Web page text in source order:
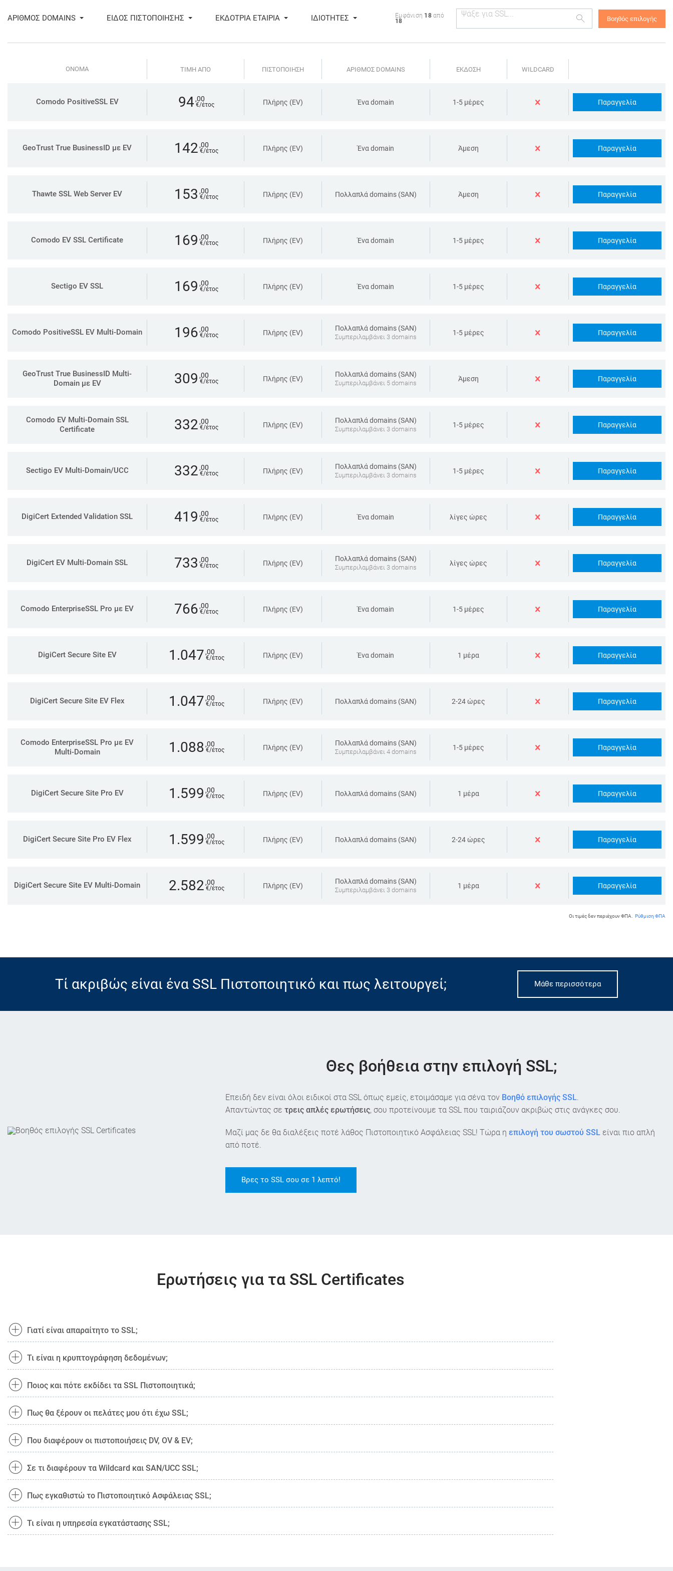
ΑΡΙΘΜΟΣ DOMAINS ΕΙΔΟΣ ΠΙΣΤΟΠΟΙΗΣΗΣ ΕΚΔΟΤΡΙΑ ΕΤΑΙΡΙΑ ΙΔΙΟΤΗΤΕΣ Εμφάνιση 18από
18 Βοηθός επιλογής
ONOMA ΤΙΜΗ ΑΠΟ ΠΙΣΤΟΠΟΙΗΣΗ ΑΡΙΘΜΟΣ DOMAINS ΕΚΔΟΣΗ WILDCARD
Comodo PositiveSSL EV 94,00
€/έτος Πλήρης (EV) Ένα domain 1-5 μέρες Παραγγελία
GeoTrust True BusinessID με EV 142,00
€/έτος Πλήρης (EV) Ένα domain Άμεση Παραγγελία
Thawte SSL Web Server EV 153 ,00
€/έτος Πλήρης (EV) Πολλαπλά domains (SAN) Άμεση Παραγγελία
Comodo EV SSL Certificate 169 ,00
€/έτος Πλήρης (EV) Ένα domain 1-5 μέρες Παραγγελία
Sectigo EV SSL 169 ,00
€/έτος Πλήρης (EV) Ένα domain 1-5 μέρες Παραγγελία
Comodo PositiveSSL EV Multi-Domain 196,00
€/έτος Πλήρης (EV)
Πολλαπλά domains (SAN)
Συμπεριλαμβάνει 3 domains
1-5 μέρες Παραγγελία
GeoTrust True BusinessID Multi-
Domain με EV
309 ,00
€/έτος Πλήρης (EV)
Πολλαπλά domains (SAN)
Συμπεριλαμβάνει 5 domains
Άμεση Παραγγελία
Comodo EV Multi-Domain SSL
Certificate
332,00
€/έτος Πλήρης (EV)
Πολλαπλά domains (SAN)
Συμπεριλαμβάνει 3 domains
1-5 μέρες Παραγγελία
Sectigo EV Multi-Domain/UCC 332,00
€/έτος Πλήρης (EV)
Πολλαπλά domains (SAN)
Συμπεριλαμβάνει 3 domains
1-5 μέρες Παραγγελία
DigiCert Extended Validation SSL 419 ,00
€/έτος Πλήρης (EV) Ένα domain λίγες ώρες Παραγγελία
DigiCert EV Multi-Domain SSL 733 ,00
€/έτος Πλήρης (EV)
Πολλαπλά domains (SAN)
Συμπεριλαμβάνει 3 domains
λίγες ώρες Παραγγελία
Comodo EnterpriseSSL Pro με EV 766,00
€/έτος Πλήρης (EV) Ένα domain 1-5 μέρες Παραγγελία
DigiCert Secure Site EV 1.047,00
€/έτος Πλήρης (EV) Ένα domain 1 μέρα Παραγγελία
DigiCert Secure Site EV Flex 1.047,00
€/έτος Πλήρης (EV) Πολλαπλά domains (SAN) 2-24 ώρες Παραγγελία
Comodo EnterpriseSSL Pro με EV
Multi-Domain
1.088,00
€/έτος Πλήρης (EV)
Πολλαπλά domains (SAN)
Συμπεριλαμβάνει 4 domains
1-5 μέρες Παραγγελία
DigiCert Secure Site Pro EV 1.599 ,00
€/έτος Πλήρης (EV) Πολλαπλά domains (SAN) 1 μέρα Παραγγελία
DigiCert Secure Site Pro EV Flex 1.599 ,00
€/έτος Πλήρης (EV) Πολλαπλά domains (SAN) 2-24 ώρες Παραγγελία
DigiCert Secure Site EV Multi-Domain 2.582,00
€/έτος Πλήρης (EV)
Πολλαπλά domains (SAN)
Συμπεριλαμβάνει 3 domains
1 μέρα Παραγγελία
Οι τιμές δεν περιέχουν ΦΠΑ. Ρύθμιση ΦΠΑ
Τί ακριβώς είναι ένα SSL Πιστοποιητικό και πως λειτουργεί; Μάθε περισσότερα
Θες βοήθεια στην επιλογή SSL;
Επειδή δεν είναι όλοι ειδικοί στα SSL όπως εμείς, ετοιμάσαμε για σένα τον Βοηθό επιλογής SSL
Απαντώντας σε τρεις απλές ερωτήσεις, σου προτείνουμε τα SSL που ταιριάζουν ακριβώς στις ανάγκες σου.
Μαζί μας δε θα διαλέξεις ποτέ λάθος Πιστοποιητικό Ασφάλειας SSL! Τώρα η επιλογή του σωστού SSL είναι πιο απλή
από ποτέ.
Βρες το SSL σου σε 1 λεπτό!
Eρωτήσεις για τα SSL Certificates
Γιατί είναι απαραίτητο το SSL;
Τι είναι η κρυπτογράφηση δεδομένων;
Ποιος και πότε εκδίδει τα SSL Πιστοποιητικά;
Πως θα ξέρουν οι πελάτες μου ότι έχω SSL;
Που διαφέρουν οι πιστοποιήσεις DV, OV & EV;
Σε τι διαφέρουν τα Wildcard και SAN/UCC SSL;
Πως εγκαθιστώ το Πιστοποιητικό Ασφάλειας SSL;
Τι είναι η υπηρεσία εγκατάστασης SSL;